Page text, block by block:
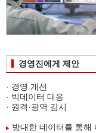
경영진에게 제안
· 경영 개선
· 빅데이터 대응
· 원격·광역 감시
방대한 데이터를 통해